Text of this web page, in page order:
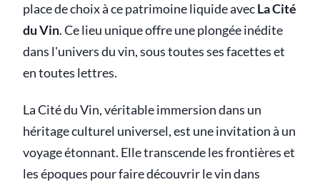
place de choix à ce patrimoine liquide avecLa Cité
du Vin. Ce lieu unique offre une plongée inédite
dans l'univers du vin, sous toutes ses facettes et
en toutes lettres.
La Cité du Vin, véritable immersion dans un
héritage culturel universel, est une invitation à un
voyage étonnant. Elle transcende les frontières et
les époques pour faire découvrir le vin dans